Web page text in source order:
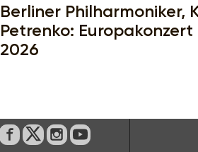
Berliner Philharmoniker,
Petrenko: Europakonzert
2026
Sur Facebook
Sur Twitter
Sur Instagram
Sur Youtube